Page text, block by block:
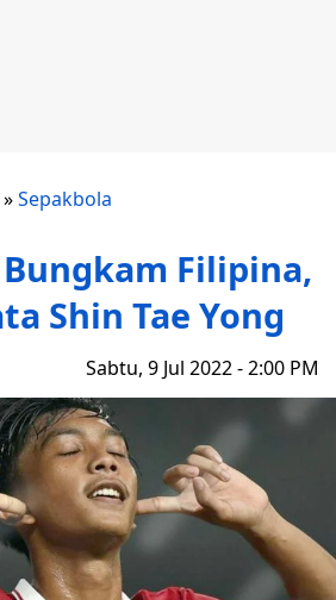
»Sepakbola
Filipina,
Shin Tae Yong
Sabtu, 9 Jul 2022 - 2:00 PM